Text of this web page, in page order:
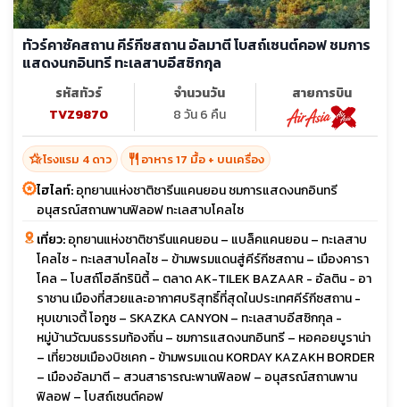
ทัวร์คาซัคสถาน คีร์กีซสถาน อัลมาตี โบสถ์เซนต์คอฟ ชมการ
แสดงนกอินทรี ทะเลสาบอีสซิกกุล
รหัสทัวร์
TVZ9870
จำนวนวัน
8 วัน 6 คืน
สายการบิน
hotel_classโรงแรม 4 ดาว restaurant อาหาร 17 มื้อ + บนเครื่อง
ไฮไลท์:อุทยานแห่งชาติชารีนแคนยอน ชมการแสดงนกอินทรี
อนุสรณ์สถานพานฟิลอฟ ทะเลสาบโคลไซ
เที่ยว:อุทยานแห่งชาติชารีนแคนยอน – แบล็คแคนยอน – ทะเลสาบ
โคลไซ - ทะเลสาบโคลไซ – ข้ามพรมแดนสู่คีร์กีซสถาน – เมืองคารา
โคล – โบสถ์โฮลีทรินิตี้ – ตลาด AK-TILEK BAZAAR - อัลติน - อา
ราชาน เมืองที่สวยและอากาศบริสุทธิ์ที่สุดในประเทศคีร์กีซสถาน -
หุบเขาเจตี้ โอกูซ – SKAZKA CANYON – ทะเลสาบอีสซิกกุล -
หมู่บ้านวัฒนธรรมท้องถิ่น – ชมการแสดงนกอินทรี – หอคอยบูราน่า
– เที่ยวชมเมืองบิชเคก - ข้ามพรมแดน KORDAY KAZAKH BORDER
– เมืองอัลมาตี – สวนสาธารณะพานฟิลอฟ – อนุสรณ์สถานพาน
ฟิลอฟ – โบสถ์เซนต์คอฟ